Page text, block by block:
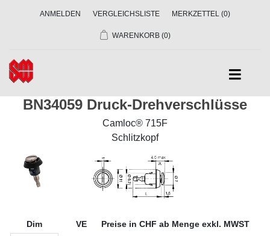
ANMELDEN VERGLEICHSLISTE MERKZETTEL (0)
WARENKORB (0)
BN34059 Druck-Drehverschlüsse
Camloc® 715F
Schlitzkopf
Dim VE Preise in CHF ab Menge exkl. MWST